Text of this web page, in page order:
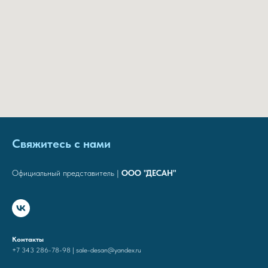
Свяжитесь с нами
Официальный представитель | ООО "ДЕСАН"
Контакты
+7 343 286-78-98 | sale-desan@yandex.ru